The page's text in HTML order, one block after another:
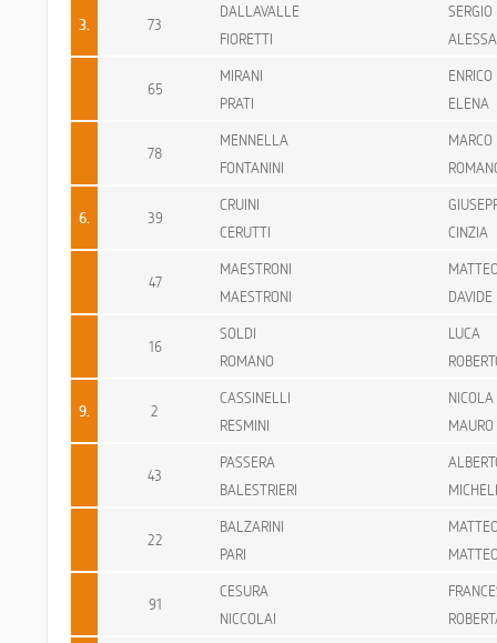
3. 73
DALLAVALLE
SERGIO
FIORETTI
65
MIRANI
ENRICO
PRATI
ELENA
78
MENNELLA
MARCO
FONTANINI
6. 39
CRUINI
CERUTTI
CINZIA
47
MAESTRONI
MAESTRONI
DAVIDE
16
SOLDI
LUCA
ROMANO
9. 2
CASSINELLI
NICOLA
RESMINI
MAURO
43
PASSERA
BALESTRIERI
22
BALZARINI
PARI
91
CESURA
NICCOLAI